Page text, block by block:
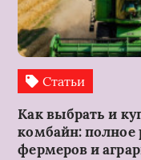
Статьи
Как выбрать и
комбайн: полное
фермеров и